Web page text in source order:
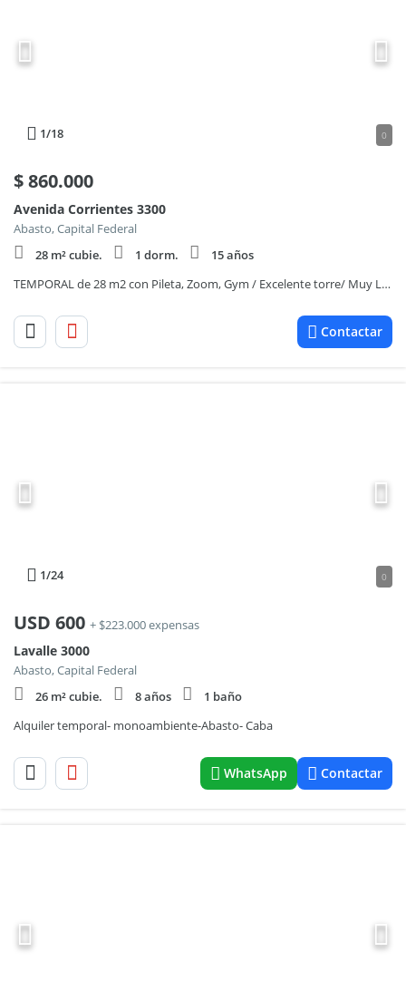
1/18 0
$860.000
Avenida Corrientes 3300
Abasto, Capital Federal
28 m² cubie.
1 dorm.
15 años
TEMPORAL de 28 m2 con Pileta, Zoom, Gym / Excelente torre/ Muy Luminoso
Contactar
1/24 0
USD 600 + $223.000 expensas
Lavalle 3000
Abasto, Capital Federal
26 m² cubie.
8 años
1 baño
Alquiler temporal- monoambiente-Abasto- Caba
WhatsApp Contactar